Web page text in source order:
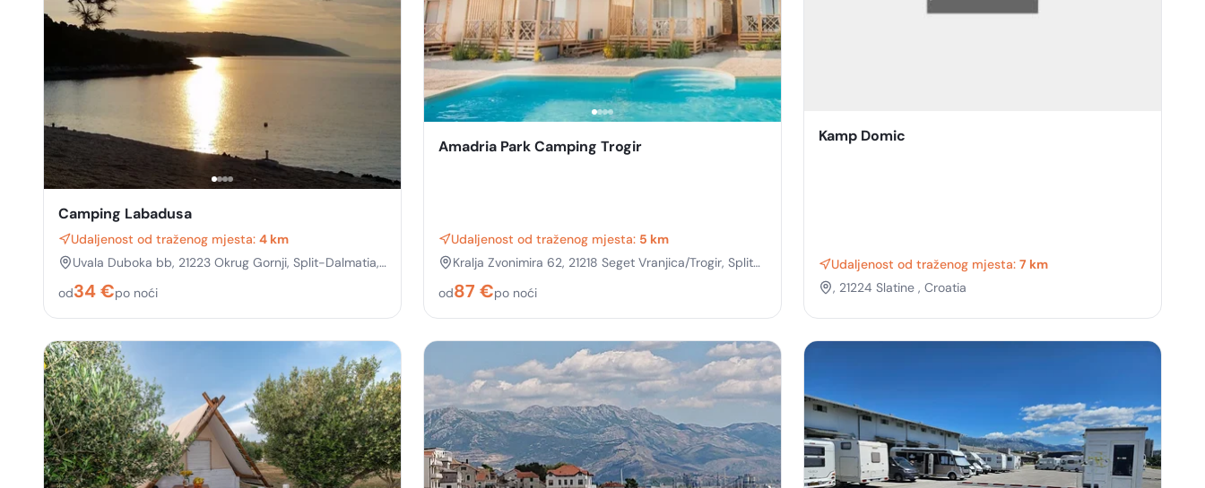
Camping Labadusa
Udaljenost od traženog mjesta: 4 km
Uvala Duboka bb, 21223 Okrug Gornji, Split-Dalmatia,
od34€po noći
Amadria Park Camping Trogir
Udaljenost od traženog mjesta: 5 km
Kralja Zvonimira 62, 21218 Seget Vranjica/Trogir, Split-
od87 €po noći
Kamp Domic
Udaljenost od traženog mjesta: 7 km
, 21224 Slatine , Croatia